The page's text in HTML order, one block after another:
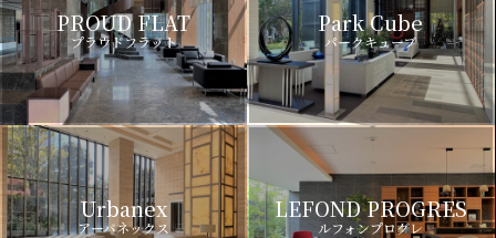
PROUD FLAT
プラウドフラット
Park Cube
パークキューブ
Urbanex
アーバネックス
LEFOND PROGRES
ルフォンプログレ